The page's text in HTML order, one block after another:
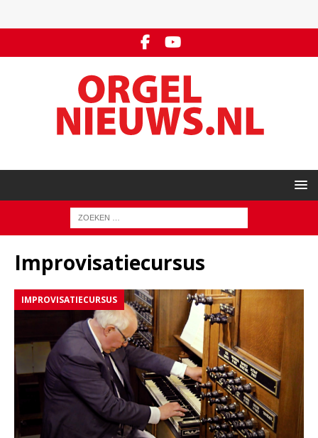
Improvisatiecursus
IMPROVISATIECURSUS